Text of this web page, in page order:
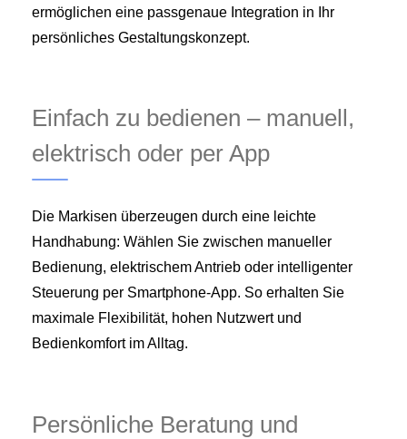
ermöglichen eine passgenaue Integration in Ihr
persönliches Gestaltungs­konzept.
Einfach zu bedienen – manuell,
elektrisch oder per App
Die Markisen überzeugen durch eine leichte
Handhabung: Wählen Sie zwischen manueller
Bedienung, elektrischem Antrieb oder intelligenter
Steuerung per Smartphone-App. So erhalten Sie
maximale Flexibilität, hohen Nutzwert und
Bedienkomfort im Alltag.
Persönliche Beratung und